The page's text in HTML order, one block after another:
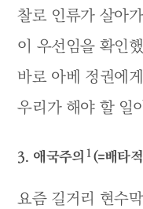
찰로 인류가 살아
이 우선임을 확인
바로 아베 정권에
우리가 해야 할 일
3. 애국주의 1 (=배타
요즘 길거리 현수